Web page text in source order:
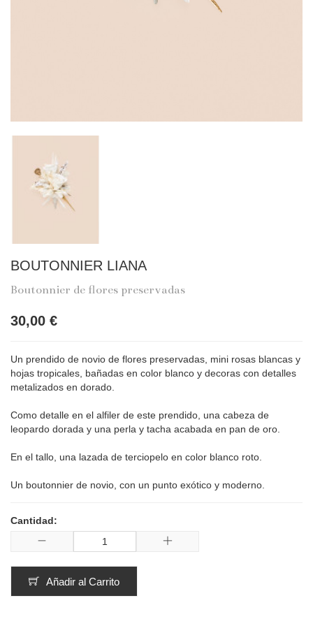
BOUTONNIER LIANA
Boutonnier de flores preservadas
30,00 €
Un prendido de novio de flores preservadas, mini rosas blancas y
hojas tropicales, bañadas en color blanco y decoras con detalles
metalizados en dorado.
Como detalle en el alfiler de este prendido, una cabeza de
leopardo dorada y una perla y tacha acabada en pan de oro.
En el tallo, una lazada de terciopelo en color blanco roto.
Un boutonnier de novio, con un punto exótico y moderno.
Cantidad:
Añadir al Carrito